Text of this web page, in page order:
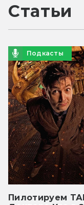
Статьи
Подкасты
Пилотируем